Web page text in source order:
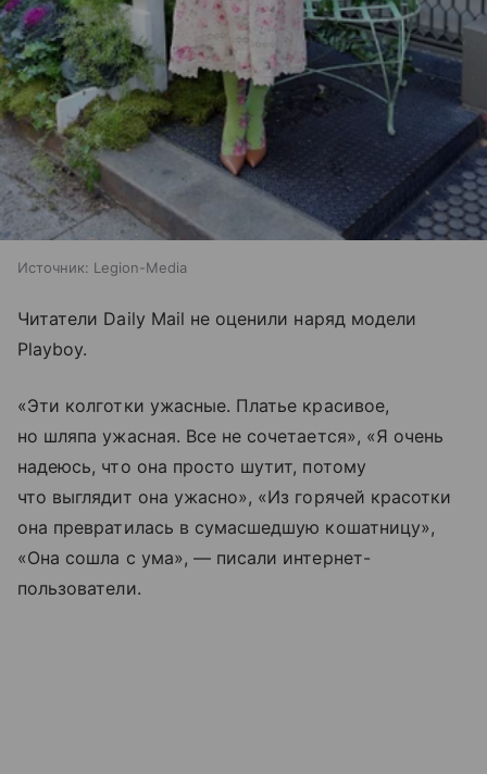
Источник: Legion-Media
Читатели Daily Mail не оценили наряд модели
Playboy.
«Эти колготки ужасные. Платье красивое,
но шляпа ужасная. Все не сочетается», «Я очень
надеюсь, что она просто шутит, потому
что выглядит она ужасно», «Из горячей красотки
она превратилась в сумасшедшую кошатницу»,
«Она сошла с ума», — писали интернет-
пользователи.